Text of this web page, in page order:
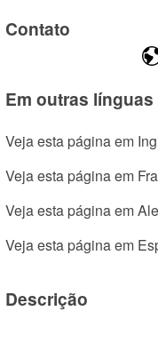
Contato
Em outras línguas
Veja esta página em
Veja esta página em
Veja esta página em
Veja esta página em
Descrição